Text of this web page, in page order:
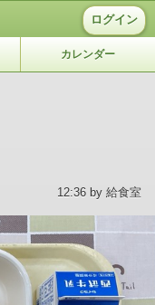
ログイン
カレンダー
12:36 by 給食室